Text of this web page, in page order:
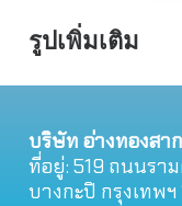
รูปเพิ่มเติม
บริษัท อ่างทองสา
ที่อยู่: 519 ถนนรา
บางกะปิ กรุงเทพฯ